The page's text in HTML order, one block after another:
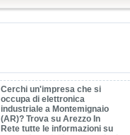
Cerchi un'impresa che si
occupa di elettronica
industriale a Montemignaio
(AR)? Trova su Arezzo In
Rete tutte le informazioni su